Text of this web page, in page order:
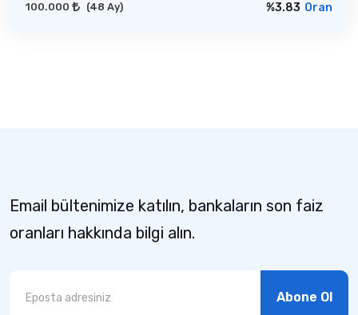
100.000 (48 Ay) %3.83 Oran
Email bültenimize katılın, bankaların son faiz
oranları hakkında bilgi alın.
Abone Ol